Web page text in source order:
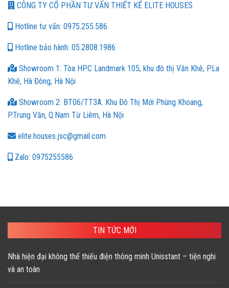
CÔNG TY CỔ PHẦN TƯ VẤN THIẾT KẾ ELITE HOUSES
Hotline tư vấn: 0975.255.586
Hotline bảo hành: 05.2808.1986
Showroom 1: Tòa HPC Landmark 105, khu đô thị Văn Khê, P.La
Khê, Hà Đông, Hà Nội
Showroom 2: BT06/TT3A. Khu Đô Thị Mới Phùng Khoang,
P.Trung Văn, Q.Nam Từ Liêm, Hà Nội
elite.houses.jsc@gmail.com
Zalo: 0975255586
TIN TỨC MỚI
Nhà hiện đại không thể thiếu điện thông minh Unisstant – tiện nghi
và an toàn